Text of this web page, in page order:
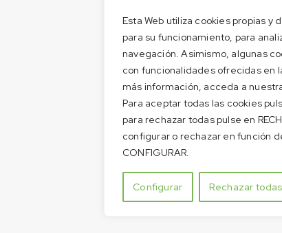
Esta Web utiliza cookies propias y
para su funcionamiento, para
navegación. Asimismo, algunas
con funcionalidades ofrecidas en
más información, acceda a
Para aceptar todas las cookies
para rechazar todas pulse en
configurar o rechazar en función
CONFIGURAR.
Configurar Rechazar todas